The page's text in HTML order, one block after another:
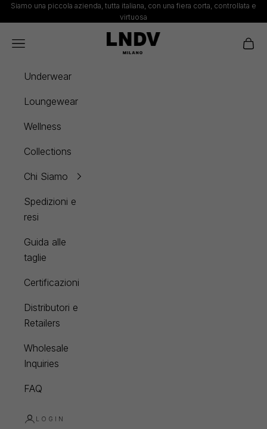
Vai al contenuto
Siamo una piccola azienda, tutta italiana, con una fiera corta, controllata e
virtuosa
LNDV
Menù
Underwear
Loungewear
Wellness
Collections
Chi Siamo
Spedizioni e
resi
Guida alle
taglie
Certificazioni
Distributori e
Retailers
Wholesale
Inquiries
FAQ
LOGIN